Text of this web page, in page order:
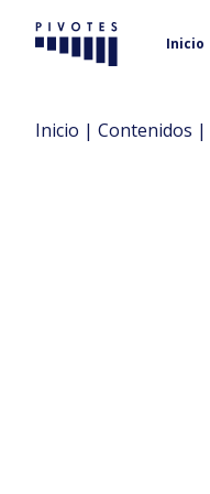
Pivotes Inicio
Inicio | Contenidos |